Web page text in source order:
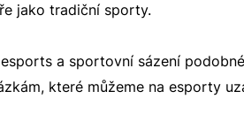
jako tradiční sporty.
a sportovní sázení
které můžeme na esporty